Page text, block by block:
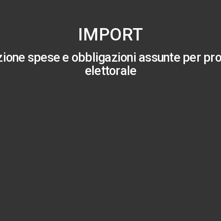
IMPORT
spese e obbligazioni assunte per
elettorale